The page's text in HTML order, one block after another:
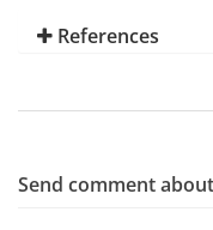
References
Send comment